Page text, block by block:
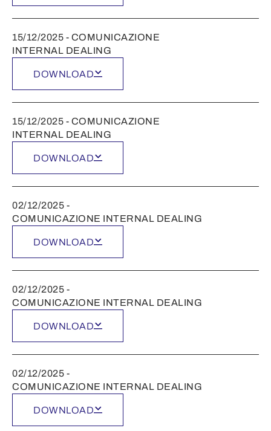
15/12/2025 - COMUNICAZIONE
INTERNAL DEALING
DOWNLOAD
15/12/2025 - COMUNICAZIONE
INTERNAL DEALING
DOWNLOAD
02/12/2025 -
COMUNICAZIONE INTERNAL DEALING
DOWNLOAD
02/12/2025 -
COMUNICAZIONE INTERNAL DEALING
DOWNLOAD
02/12/2025 -
COMUNICAZIONE INTERNAL DEALING
DOWNLOAD